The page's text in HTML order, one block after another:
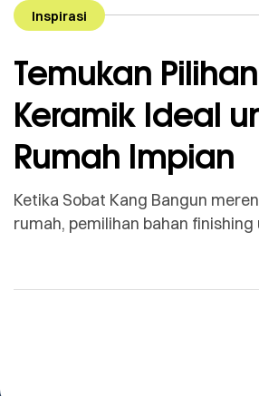
Inspirasi
Temukan
Keramik Ideal
Rumah Impian
Ketika Sobat Kang Bangun
rumah, pemilihan bahan
sering dipilih, terutama karena